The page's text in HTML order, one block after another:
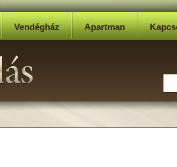
Vendégház Apartman